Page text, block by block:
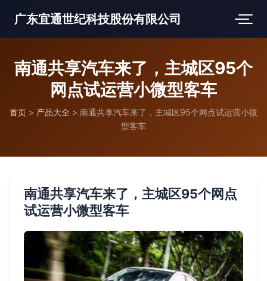
广东宜通世纪科技股份有限公司
南通共享汽车来了，主城区95个
网点试运营小微型客车
首页 > 产品大全 > 南通共享汽车来了，主城区95个网点试运营小微
型客车
南通共享汽车来了，主城区95个网点
试运营小微型客车